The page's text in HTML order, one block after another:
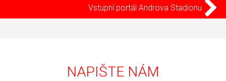
Vstupní portál Androva Stadionu
NAPIŠTE NÁM